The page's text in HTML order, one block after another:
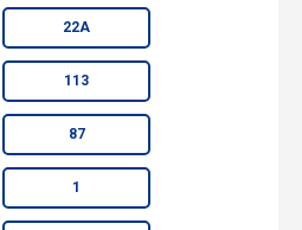
22А
113
87
1